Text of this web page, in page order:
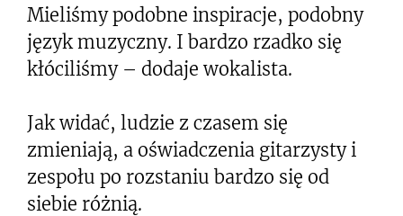
Mieliśmy podobne inspiracje, podobny
język muzyczny. I bardzo rzadko się
kłóciliśmy – dodaje wokalista.
Jak widać, ludzie z czasem się
zmieniają, a oświadczenia gitarzysty i
zespołu po rozstaniu bardzo się od
siebie różnią.